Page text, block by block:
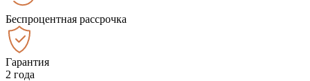
Беспроцентная рассрочка
Гарантия
2 года